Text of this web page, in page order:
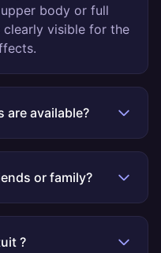
body or full
clearly visible for the
are available?
or family?
?